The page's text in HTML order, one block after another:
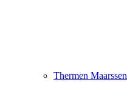
Thermen Maarssen